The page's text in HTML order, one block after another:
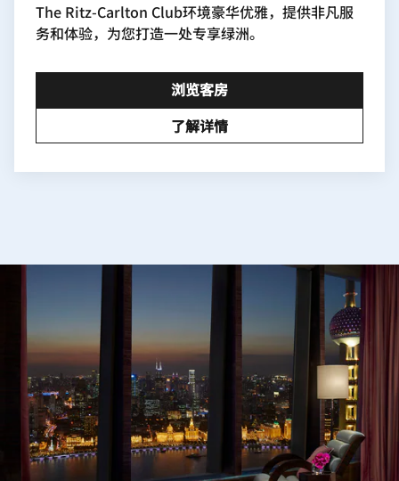
The Ritz-Carlton Club环境豪华优雅，提供非凡服
务和体验，为您打造一处专享绿洲。
浏览客房
了解详情